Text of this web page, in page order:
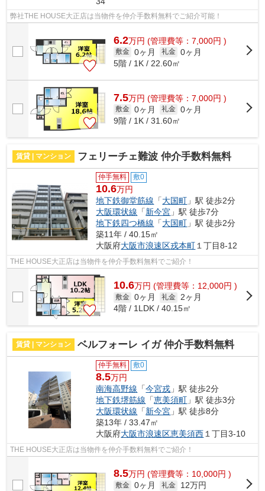
弊社THE HOUSE大正店は当物件を仲介手数料無料でご紹介可能！
6.2万円 (管理費等：7,000円 )
敷金 0ヶ月 礼金 0ヶ月
5階 / 1K / 22.60㎡
7.5万円 (管理費等：7,000円 )
敷金 0ヶ月 礼金 0ヶ月
9階 / 1K / 31.60㎡
賃貸 | マンション フェリーチェ難波 仲介手数料無料
仲手無料 敷0
10.6万円
地下鉄御堂筋線 「大国町 」駅 徒歩2分
大阪環状線 「新今宮 」駅 徒歩7分
地下鉄四つ橋線 「大国町 」駅 徒歩2分
築11年 / 40.15㎡
大阪府大阪市浪速区戎本町 １丁目8-12
THE HOUSE大正店は当物件を仲介手数料無料でご紹介！
10.6万円 (管理費等：12,000円 )
敷金 0ヶ月 礼金 2ヶ月
4階 / 1LDK / 40.15㎡
賃貸 | マンション ベルフォーレ イガ 仲介手数料無料
仲手無料 敷0
8.5万円
南海高野線 「今宮戎 」駅 徒歩2分
地下鉄堺筋線 「恵美須町 」駅 徒歩3分
大阪環状線 「新今宮 」駅 徒歩8分
築13年 / 33.47㎡
大阪府大阪市浪速区恵美須西 １丁目3-10
THE HOUSE大正店は当物件を仲介手数料無料でご紹介！
8.5万円 (管理費等：10,000円 )
敷金 0ヶ月 礼金
12万円